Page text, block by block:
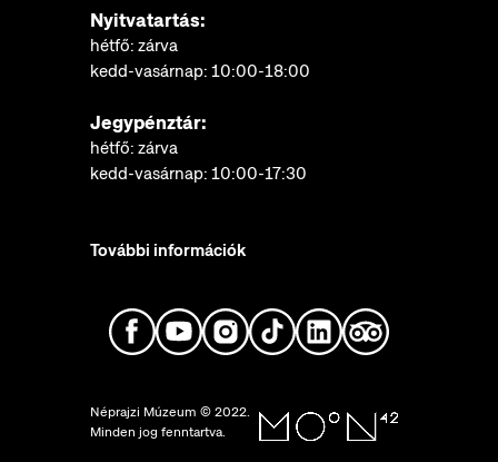
Nyitvatartás:
hétfő: zárva
kedd-vasárnap: 10:00-18:00
Jegypénztár:
hétfő: zárva
kedd-vasárnap: 10:00-17:30
További információk
Néprajzi Múzeum © 2022.
Minden jog fenntartva.